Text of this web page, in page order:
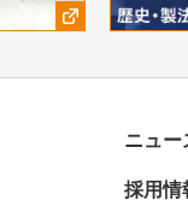
ニュー
採用情